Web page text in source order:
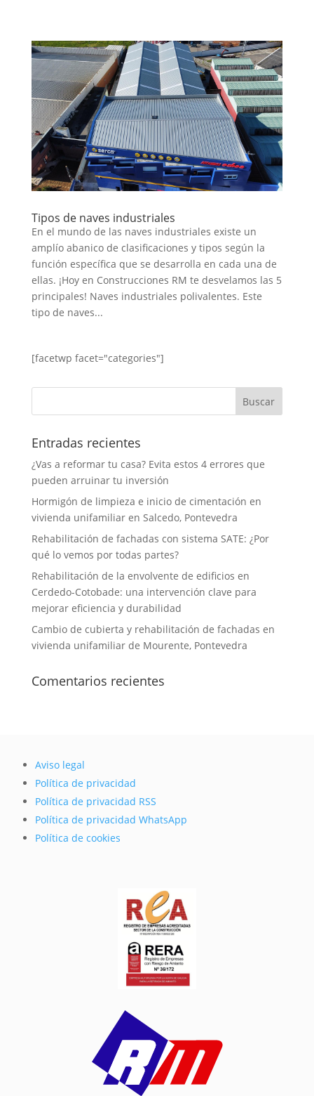
Tipos de naves industriales
En el mundo de las naves industriales existe un
amplío abanico de clasificaciones y tipos según la
función específica que se desarrolla en cada una de
ellas. ¡Hoy en Construcciones RM te desvelamos las 5
principales! Naves industriales polivalentes. Este
tipo de naves...
[facetwp facet="categories"]
Entradas recientes
¿Vas a reformar tu casa? Evita estos 4 errores que
pueden arruinar tu inversión
Hormigón de limpieza e inicio de cimentación en
vivienda unifamiliar en Salcedo, Pontevedra
Rehabilitación de fachadas con sistema SATE: ¿Por
qué lo vemos por todas partes?
Rehabilitación de la envolvente de edificios en
Cerdedo-Cotobade: una intervención clave para
mejorar eficiencia y durabilidad
Cambio de cubierta y rehabilitación de fachadas en
vivienda unifamiliar de Mourente, Pontevedra
Comentarios recientes
Aviso legal
Política de privacidad
Política de privacidad RSS
Política de privacidad WhatsApp
Política de cookies